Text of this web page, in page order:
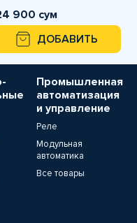
900 сум
ДОБАВИТЬ
Промышленная
автоматизация
и управление
Реле
Модульная
автоматика
Все товары